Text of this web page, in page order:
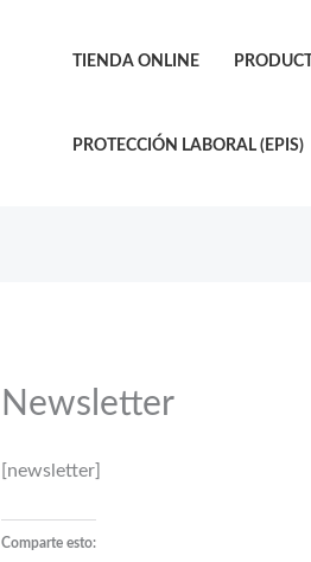
TIENDA ONLINE
PROTECCIÓN LABORAL (EPIS)
Newsletter
[newsletter]
Comparte esto: